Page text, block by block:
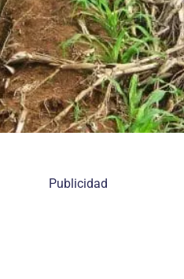
Publicidad